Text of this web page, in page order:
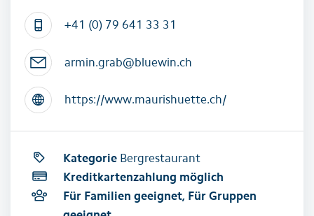
+41 (0) 79 641 33 31
armin.grab@bluewin.ch
https://www.maurishuette.ch/
Kategorie Bergrestaurant
Kreditkartenzahlung möglich
Für Familien geeignet, Für Gruppen